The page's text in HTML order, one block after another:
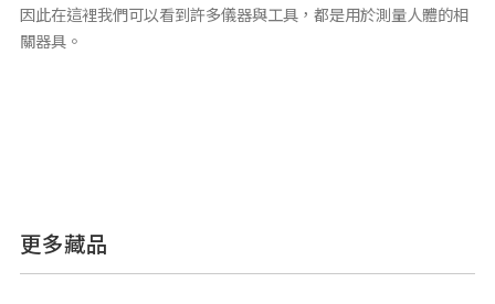
因此在這裡我們可以看到許多儀器與工具，都是用於測量人體的相
關器具。
更多藏品